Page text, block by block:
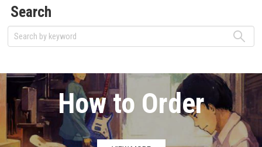
Search
How to Order